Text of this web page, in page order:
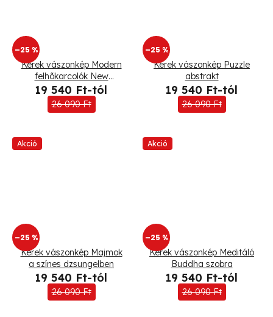
–25 %
Kerek vászonkép Modern
felhõkarcolók New
Yorkban
19 540 Ft-tól
26 090 Ft
–25 %
Kerek vászonkép Puzzle
abstrakt
19 540 Ft-tól
26 090 Ft
Akció
–25 %
Kerek vászonkép Majmok
a színes dzsungelben
19 540 Ft-tól
26 090 Ft
Akció
–25 %
Kerek vászonkép Meditáló
Buddha szobra
19 540 Ft-tól
26 090 Ft